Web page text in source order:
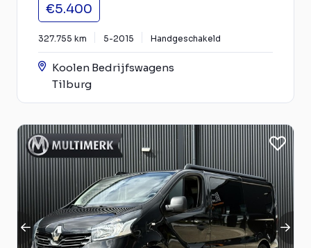
€5.400
327.755 km 5-2015 Handgeschakeld
Koolen Bedrijfswagens
Tilburg